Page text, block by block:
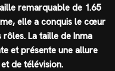
remarquable de 1.65
elle a conquis le cœur
La taille de Inma
et présente une allure
de télévision.